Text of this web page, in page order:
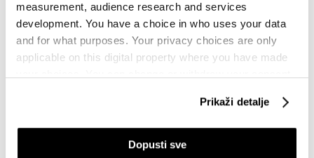
measurement, audience research and services
development. You have a choice in who uses your data
and for what purposes. Your privacy choices are only
applicable on this digital property where you have made
If you allow, we would also like to:
Prikaži detalje
Dopusti sve
BiH
BiH bi godinu trebala završiti s
inflacijom od 3,7 posto
21.10.2024
sedmice
14.09.2024